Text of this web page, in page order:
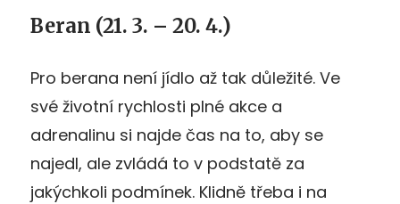
Beran (21. 3. – 20. 4.)
Pro berana není jídlo až tak důležité. Ve
své životní rychlosti plné akce a
adrenalinu si najde čas na to, aby se
najedl, ale zvládá to v podstatě za
jakýchkoli podmínek. Klidně třeba i na